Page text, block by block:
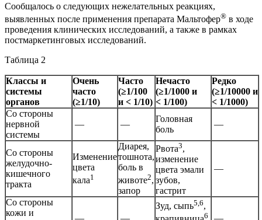
Сообщалось о следующих нежелательных реакциях,
выявленных после применения препарата Мальтофер® в ходе
проведения клинических исследований, а также в рамках
постмаркетинговых исследований.
Таблица 2
Классы и
системы
органов
Очень
часто
(≥1/10)
Часто
(≥1/100
и < 1/10)
Нечасто
(≥1/1000 и
< 1/100)
Редко
(≥1/10000 и
< 1/1000)
Со стороны
нервной
системы
— —
Головная
боль
—
Со стороны
желудочно-
кишечного
тракта
Изменение
цвета
кала1
Диарея,
тошнота,
боль в
животе2,
запор
Рвота3,
изменение
цвета эмали
зубов,
гастрит
—
Со стороны
кожи и
— —
Зуд, сыпь5,6,
6 —